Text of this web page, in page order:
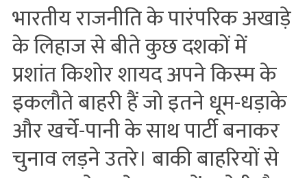
भारतीय राजनीति के पारंपरिक अखाड़े
के लिहाज से बीते कुछ दशकों में
प्रशांत किशोर शायद अपने किस्‍म के
इकलौते बाहरी हैं जो इतने धूम-धड़ाके
और खर्चे-पानी के साथ पार्टी बनाकर
चुनाव लड़ने उतरे। बाकी बाहरियों से